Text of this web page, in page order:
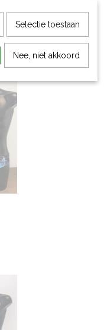
Selectie toestaan
Nee, niet akkoord